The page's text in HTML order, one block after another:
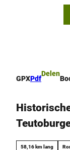
GPXPdf
Delen
58,16 km lang